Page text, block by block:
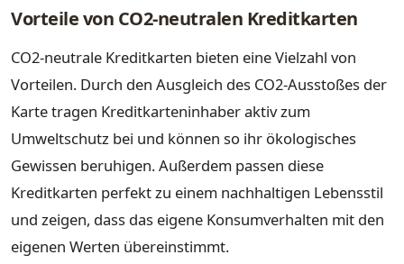
Vorteile von CO2-neutralen Kreditkarten
CO2-neutrale Kreditkarten bieten eine Vielzahl von
Vorteilen. Durch den Ausgleich des CO2-Ausstoßes der
Karte tragen Kreditkarteninhaber aktiv zum
Umweltschutz bei und können so ihr ökologisches
Gewissen beruhigen. Außerdem passen diese
Kreditkarten perfekt zu einem nachhaltigen Lebensstil
und zeigen, dass das eigene Konsumverhalten mit den
eigenen Werten übereinstimmt.